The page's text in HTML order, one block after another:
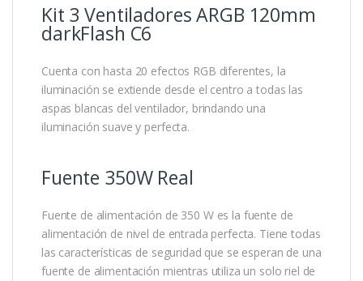
Kit 3 Ventiladores ARGB 120mm
darkFlash C6
Cuenta con hasta 20 efectos RGB diferentes, la
iluminación se extiende desde el centro a todas las
aspas blancas del ventilador, brindando una
iluminación suave y perfecta.
Fuente 350W Real
Fuente de alimentación de 350 W es la fuente de
alimentación de nivel de entrada perfecta. Tiene todas
las características de seguridad que se esperan de una
fuente de alimentación mientras utiliza un solo riel de